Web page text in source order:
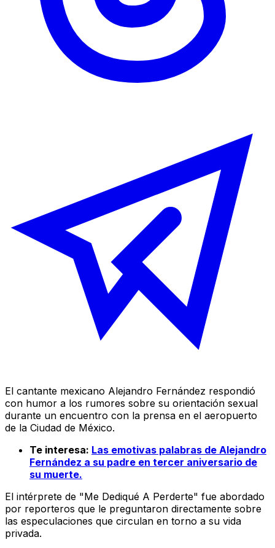
El cantante mexicano Alejandro Fernández respondió
con humor a los rumores sobre su orientación sexual
durante un encuentro con la prensa en el aeropuerto
de la Ciudad de México.
Te interesa: Las emotivas palabras de Alejandro
Fernández a su padre en tercer aniversario de
su muerte.
El intérprete de "Me Dediqué A Perderte" fue abordado
por reporteros que le preguntaron directamente sobre
las especulaciones que circulan en torno a su vida
privada.